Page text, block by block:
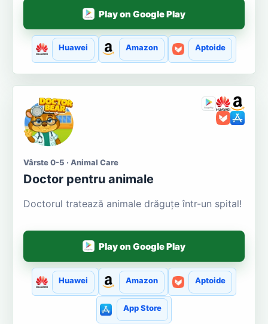
Play on Google Play
Huawei Amazon Aptoide
Vârste 0-5 · Animal Care
Doctor pentru animale
Doctorul tratează animale drăguțe într-un spital!
Play on Google Play
Huawei Amazon Aptoide
App Store